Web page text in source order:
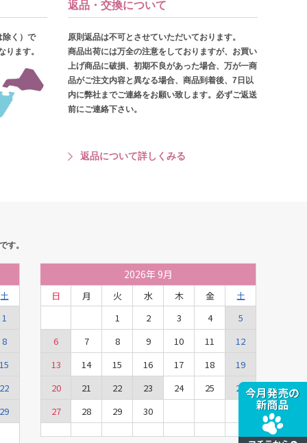
除く）で
ります。
返品・交換について
原則返品は不可とさせていただいております。
商品出荷には万全の注意をしておりますが、お買い
上げ商品に破損、初期不良があった場合、万が一商
品がご注文内容と異なる場合、商品到着後、7日以
内に弊社までご連絡をお願い致します。必ずご返送
前にご連絡下さい。
返品について詳しくみる
す。
土
1
8
15
22
29
2026年 9月
日 月 火 水 木 金
土
1
2 3 4
5
6
7 8 9 10 11
12
13
14 15 16 17 18
19
20
21 22 23 24 25
26
27
28 29 30